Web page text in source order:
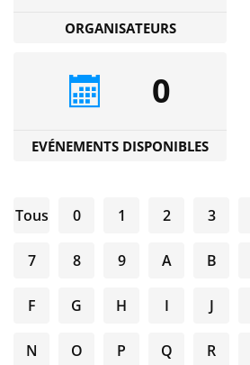
ORGANISATEURS
0
EVÉNEMENTS DISPONIBLES
Tous 0 1 2 3
7 8 9 A B
F G H I J
N O P Q R